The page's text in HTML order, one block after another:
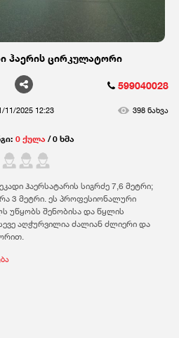
ჰაერის ცირკულატორი
599040028
11/2025 12:23 398 ნახვა
0 ქულა / 0 ხმა
ჰაერსატარის სიგრძე 7,6 მეტრი;
3 მეტრი. ეს პროფესიონალური
უწყობს შენობისა და წყლის
აღჭურვილია ძალიან ძლიერი და